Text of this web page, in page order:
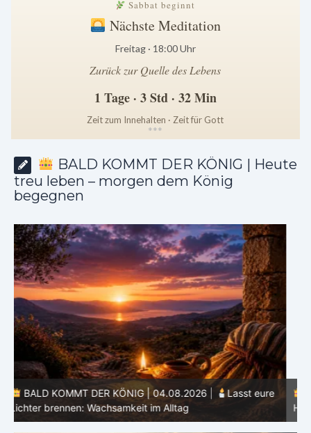
Sabbat beginnt
Nächste Meditation
Freitag · 18:00 Uhr
Zurück zur Quelle des Lebens
1 Tage · 3 Std · 32 Min
Zeit zum Innehalten · Zeit für Gott
***
BALD KOMMT DER KÖNIG | Heute
treu leben – morgen dem König
begegnen
BALD KOMMT DER KÖNIG | 03.08.2026 |
Ein reines
Herz: Heiligung beginnt im Inneren